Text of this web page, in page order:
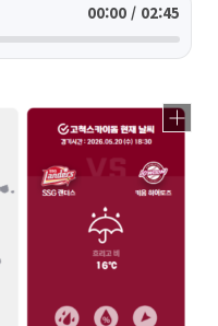
00:00 / 02:45